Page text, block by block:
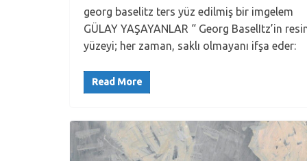
georg baselitz ters yüz edilmiş bir imgelem
GÜLAY YAŞAYANLAR “ Georg BaselItz’in
yüzeyi; her zaman, saklı olmayanı ifşa eder:
Read More